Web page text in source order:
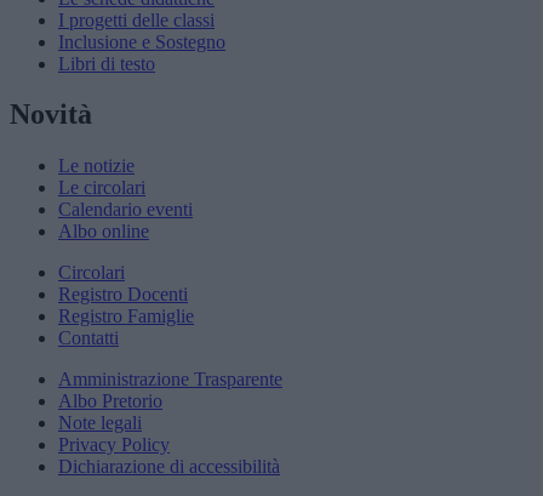
I progetti delle classi
Inclusione e Sostegno
Libri di testo
Novità
Le notizie
Le circolari
Calendario eventi
Albo online
Circolari
Registro Docenti
Registro Famiglie
Contatti
Amministrazione Trasparente
Albo Pretorio
Note legali
Privacy Policy
Dichiarazione di accessibilità